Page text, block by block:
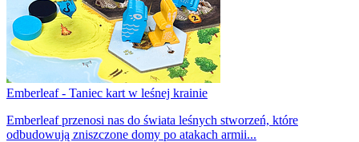
Emberleaf - Taniec kart w leśnej krainie
Emberleaf przenosi nas do świata leśnych stworzeń, które
odbudowują zniszczone domy po atakach armii...